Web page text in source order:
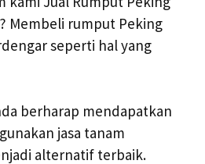
Membeli rumput Peking
seperti hal yang
berharap mendapatkan
jasa tanam
alternatif terbaik.